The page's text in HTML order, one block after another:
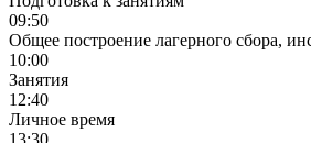
09:50
Общее построение лагерного сбора,
10:00
Занятия
12:40
Личное время
13:30